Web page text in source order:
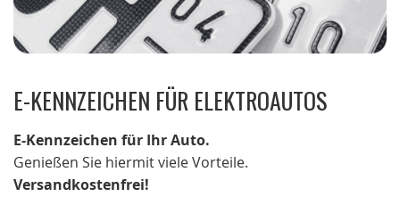
E-KENNZEICHEN FÜR ELEKTROAUTOS
E-Kennzeichen für Ihr Auto.
Genießen Sie hiermit viele Vorteile.
Versandkostenfrei!